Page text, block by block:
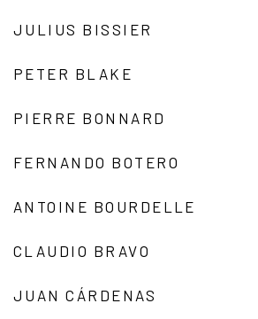
JULIUS BISSIER
PETER BLAKE
PIERRE BONNARD
FERNANDO BOTERO
ANTOINE BOURDELLE
CLAUDIO BRAVO
JUAN CÁRDENAS